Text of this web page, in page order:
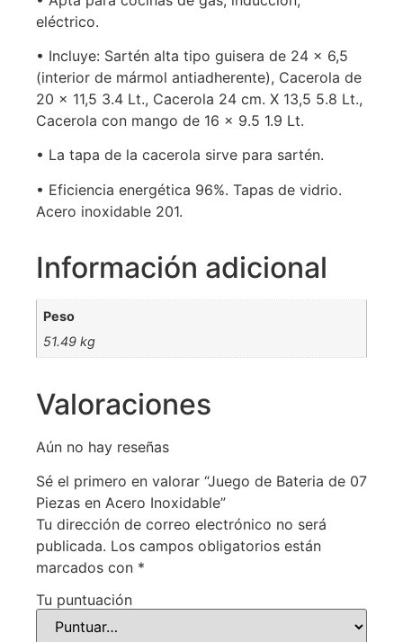
eléctrico.
• Incluye: Sartén alta tipo guisera de 24 x 6,5
(interior de mármol antiadherente), Cacerola de
20 x 11,5 3.4 Lt., Cacerola 24 cm. X 13,5 5.8 Lt.,
Cacerola con mango de 16 x 9.5 1.9 Lt.
• La tapa de la cacerola sirve para sartén.
• Eficiencia energética 96%. Tapas de vidrio.
Acero inoxidable 201.
Información adicional
Peso
51.49 kg
Valoraciones
Aún no hay reseñas
Sé el primero en valorar “Juego de Bateria de 07
Piezas en Acero Inoxidable”
Tu dirección de correo electrónico no será
publicada. Los campos obligatorios están
marcados con *
Tu puntuación